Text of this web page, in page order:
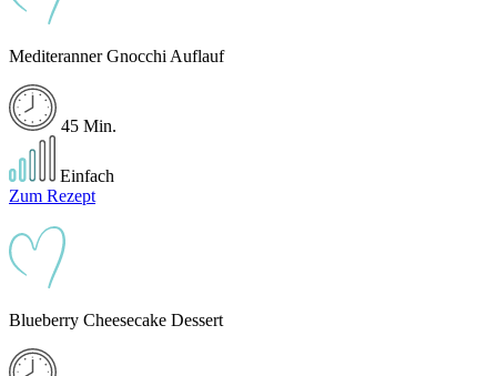
Mediteranner Gnocchi Auflauf
45 Min.
Einfach
Zum Rezept
Blueberry Cheesecake Dessert